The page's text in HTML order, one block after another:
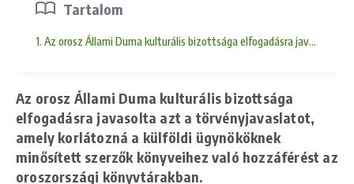
Tartalom
1. Az orosz Állami Duma kulturális bizottsága elfogadásra javasolta
Az orosz Állami Duma kulturális bizottsága
elfogadásra javasolta azt a törvényjavaslatot,
amely korlátozná a külföldi ügynököknek
minősített szerzők könyveihez való hozzáférést az
oroszországi könyvtárakban.